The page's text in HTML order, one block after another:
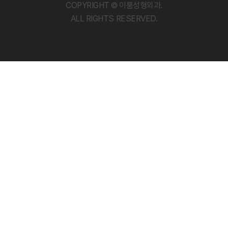
COPYRIGHT © 이룸성형외과.
ALL RIGHTS RESERVED.